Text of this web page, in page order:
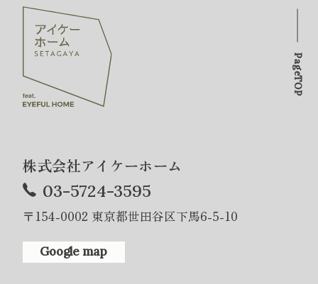
株式会社アイケーホーム
03-5724-3595
〒154-0002 東京都世田谷区下馬6-5-10
Google map
PageTOP